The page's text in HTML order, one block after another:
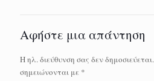
Αφήστε μια απάντηση
Η ηλ. διεύθυνση σας δεν δημοσιεύεται.
σημειώνονται με *